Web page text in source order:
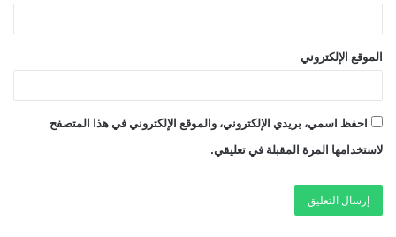
الموقع الإلكتروني
احفظ اسمي، بريدي الإلكتروني، والموقع الإلكتروني في هذا المتصفح
لاستخدامها المرة المقبلة في تعليقي.